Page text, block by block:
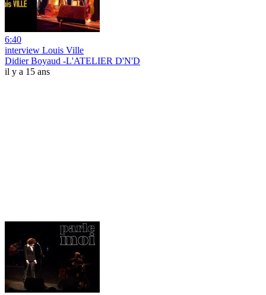
6:40
interview Louis Ville
Didier Boyaud -L'ATELIER D'N'D
il y a 15 ans